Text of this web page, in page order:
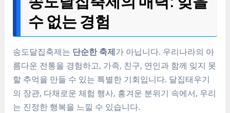
수 없는 경험
송도달집축제는 단순한 축제가 아닙니다. 우리나라의 아
름다운 전통을 경험하고, 가족, 친구, 연인과 함께 잊지 못
할 추억을 만들 수 있는 특별한 기회입니다. 달집태우기
의 장관, 다채로운 체험 행사, 흥겨운 분위기 속에서, 우리
는 진정한 행복을 느낄 수 있습니다.